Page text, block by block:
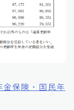
保険・国民年